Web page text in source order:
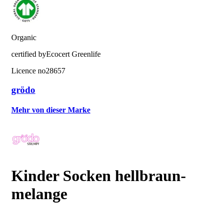
Organic
certified byEcocert Greenlife
Licence no28657
grödo
Mehr von dieser Marke
Kinder Socken hellbraun-
melange